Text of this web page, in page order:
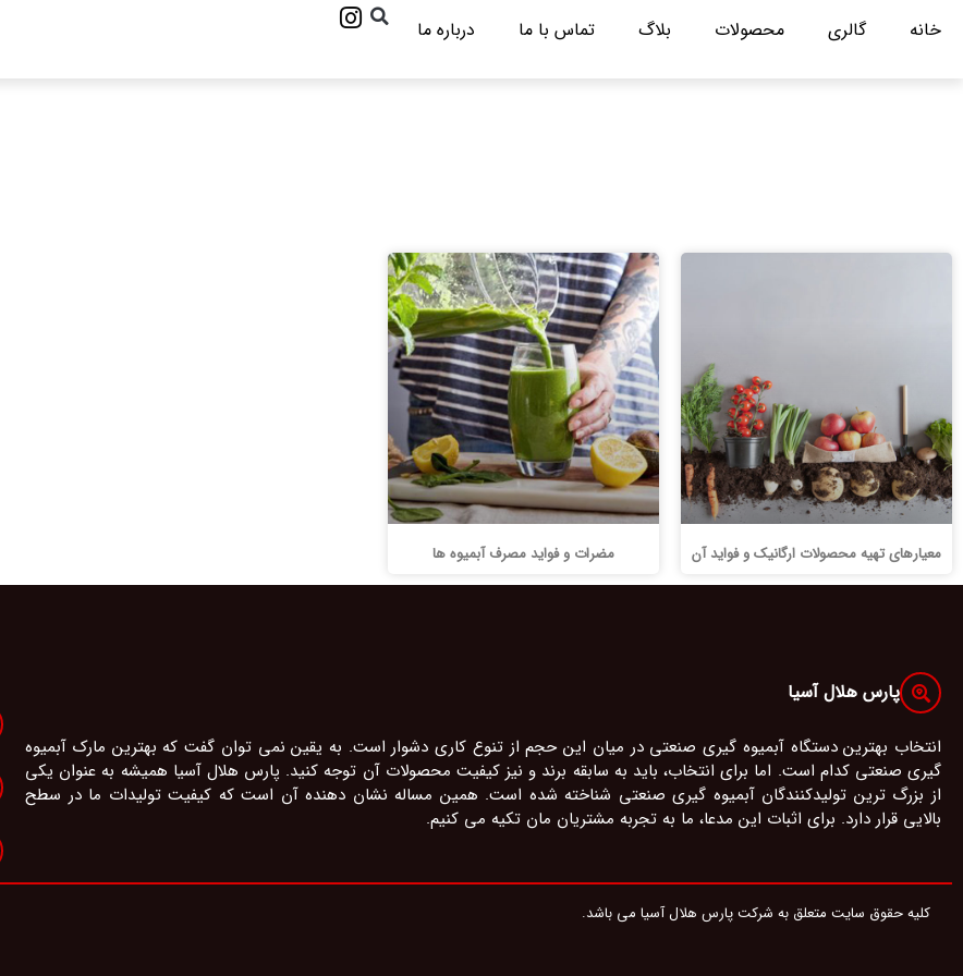
خانه گالری محصولات بلاگ تماس با ما درباره ما
معیارهای تهیه محصولات ارگانیک و فواید آن مضرات و فواید مصرف آبمیوه ها
پارس هلال آسیا
انتخاب بهترین دستگاه آبمیوه گیری صنعتی در میان این حجم از تنوع کاری دشوار است. به یقین نمی توان گفت که بهترین مارک آبمیوه
گیری صنعتی کدام است. اما برای انتخاب، باید به سابقه برند و نیز کیفیت محصولات آن توجه کنید. پارس هلال آسیا همیشه به عنوان یکی
از بزرگ ترین تولیدکنندگان آبمیوه گیری صنعتی شناخته شده است. همین مساله نشان دهنده آن است که کیفیت تولیدات ما در سطح
بالایی قرار دارد. برای اثبات این مدعا، ما به تجربه مشتریان مان تکیه می کنیم.
کلیه حقوق سایت متعلق به شرکت پارس هلال آسیا می باشد.